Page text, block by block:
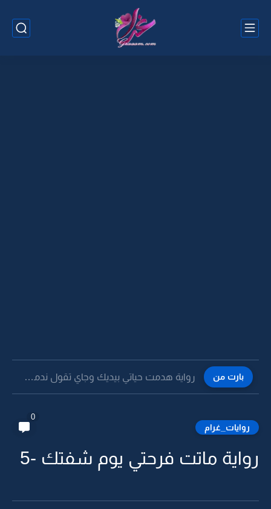
بارت من رواية هدمت حياتي بيديك وجاي تقول ندمت -106
روايات_غرام
0
رواية ماتت فرحتي يوم شفتك -5